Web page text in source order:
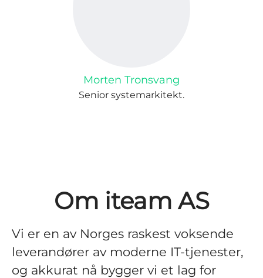
Morten Tronsvang
Senior systemarkitekt.
Om iteam AS
Vi er en av Norges raskest voksende
leverandører av moderne IT-tjenester,
og akkurat nå bygger vi et lag for